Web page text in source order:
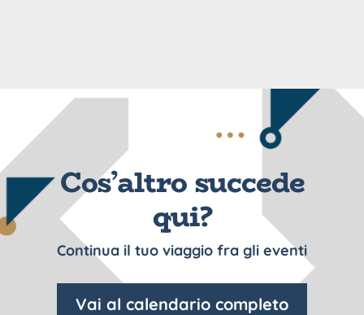
Cos’altro succede
qui?
Continua il tuo viaggio fra gli eventi
Vai al calendario completo